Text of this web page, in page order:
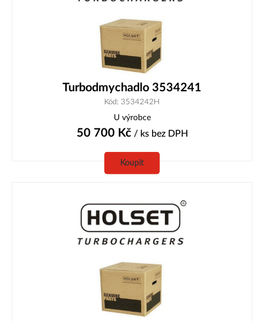
Turbodmychadlo 3534241
Kód: 3534242H
U výrobce
50 700 Kč/ ks bez DPH
Koupit